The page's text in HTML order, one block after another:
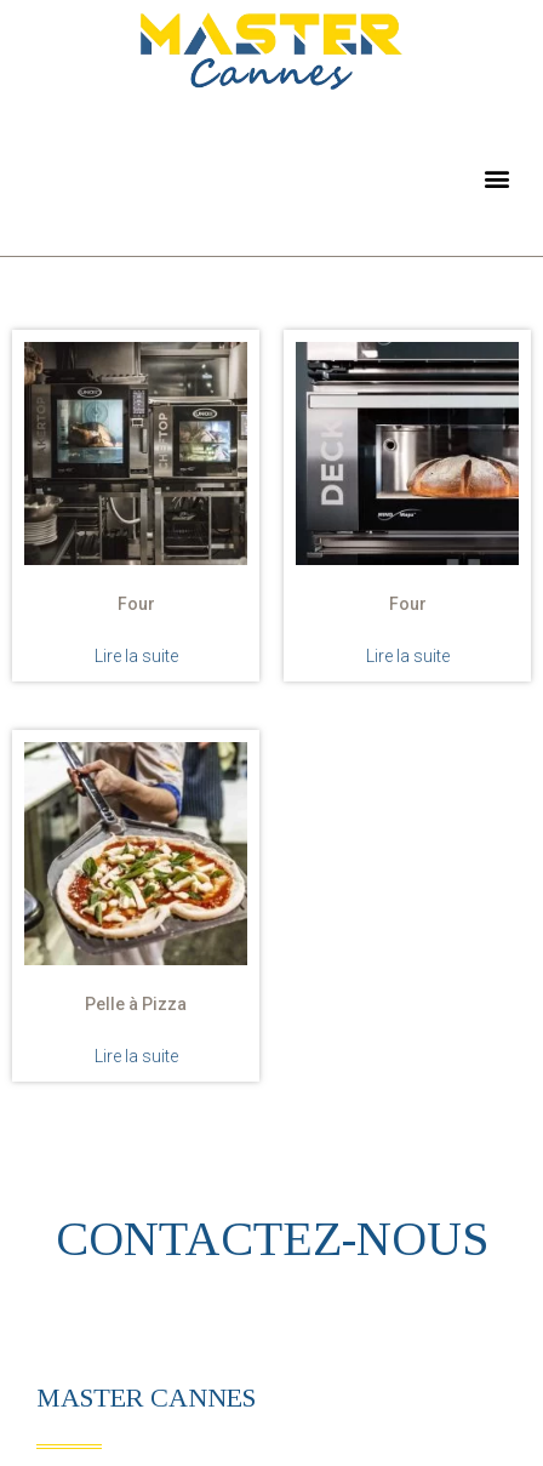
Four
Lire la suite
Four
Lire la suite
Pelle à Pizza
Lire la suite
CONTACTEZ-NOUS
MASTER CANNES